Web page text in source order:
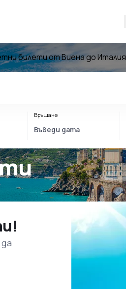
билети от Виена до Италия
Връщане